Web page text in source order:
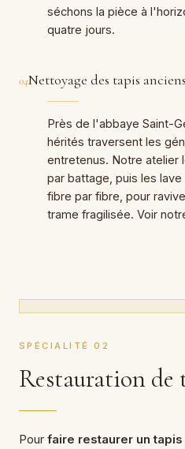
séchons la pièce à
quatre jours.
04Nettoyage des tapis anciens
Près de l'abbaye Saint-
hérités traversent les
entretenus. Notre atelier
par battage, puis les
fibre par fibre, pour
trame fragilisée. Voir
SPÉCIALITÉ 02
Restauration de
Pour faire restaurer un